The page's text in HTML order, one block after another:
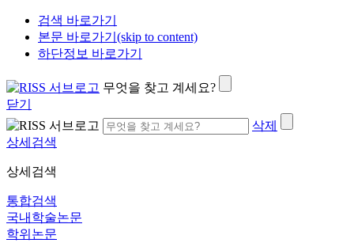
검색 바로가기
본문 바로가기(skip to content)
하단정보 바로가기
무엇을 찾고 계세요?
닫기
삭제
상세검색
상세검색
통합검색
국내학술논문
학위논문